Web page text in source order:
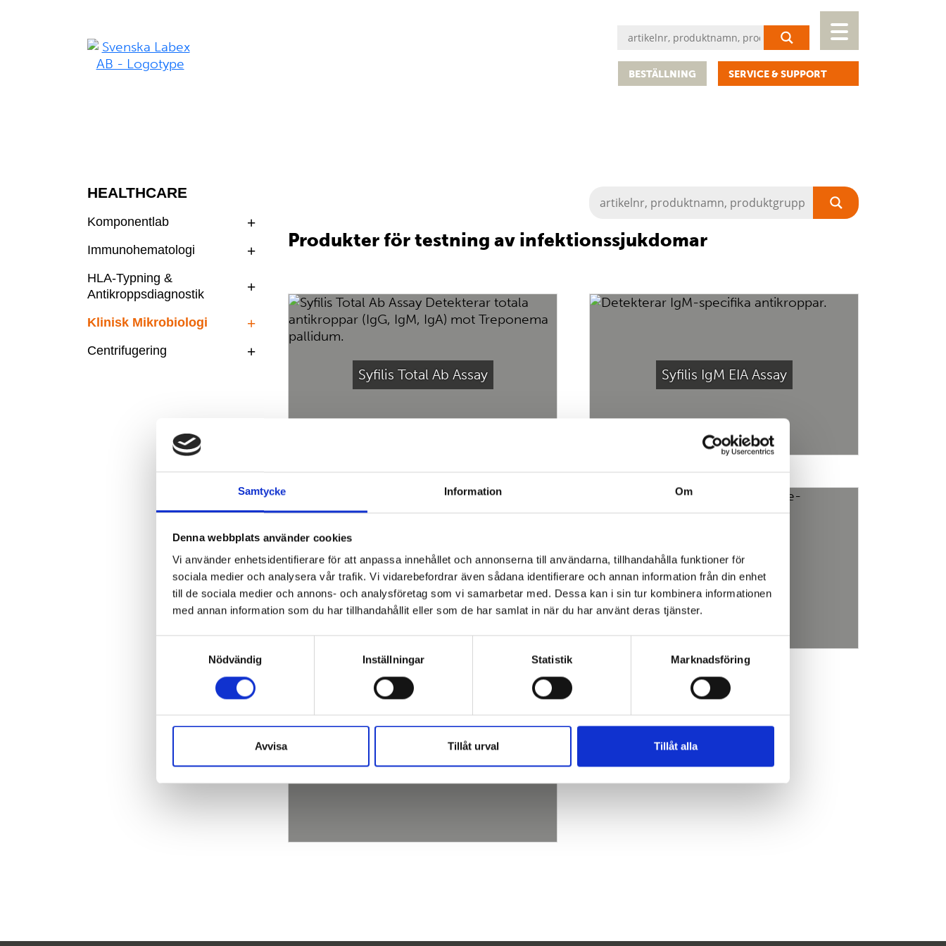
Samtycke Information Om
Denna webbplats använder cookies
Vi använder enhetsidentifierare för att anpassa innehållet och annonserna till användarna, tillhandahålla funktioner för
sociala medier och analysera vår trafik. Vi vidarebefordrar även sådana identifierare och annan information från din enhet
till de sociala medier och annons- och analysföretag som vi samarbetar med. Dessa kan i sin tur kombinera informationen
med annan information som du har tillhandahållit eller som de har samlat in när du har använt deras tjänster.
Nödvändig
Inställningar Statistik Marknadsföring
Avvisa Tillåt urval Tillåt alla
BESTÄLLNING SERVICE & SUPPORT
HEALTHCARE
Komponentlab
Immunohematologi
HLA-Typning &
Antikroppsdiagnostik
Klinisk Mikrobiologi
Centrifugering
Produkter för testning av infektionssjukdomar
Syfilis Total Ab Assay Syfilis IgM EIA Assay
TPHA-Syfilis testkit RPR Assay
Platelia analyser